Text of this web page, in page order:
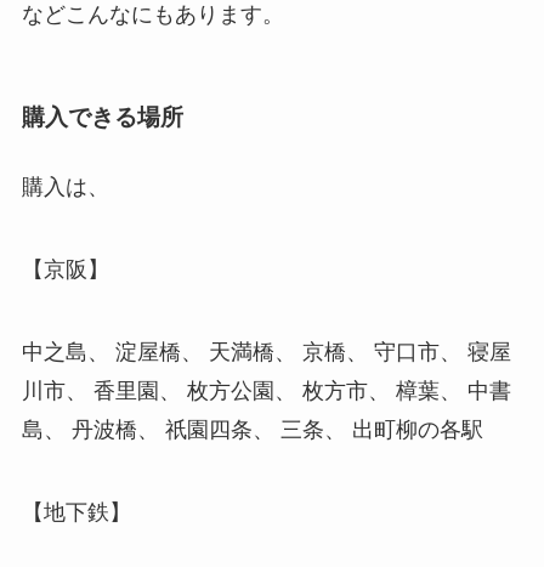
などこんなにもあります。
購入できる場所
購入は、
【京阪】
中之島、 淀屋橋、 天満橋、 京橋、 守口市、 寝屋
川市、 香里園、 枚方公園、 枚方市、 樟葉、 中書
島、 丹波橋、 祇園四条、 三条、 出町柳の各駅
【地下鉄】